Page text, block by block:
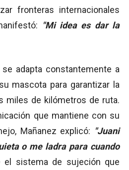
fronteras internacionales
"Mi idea es dar la
adapta constantemente a
mascota para garantizar la
miles de kilómetros de ruta.
que mantiene con su
Mañanez explicó: "Juani
o me ladra para cuando
el sistema de sujeción que